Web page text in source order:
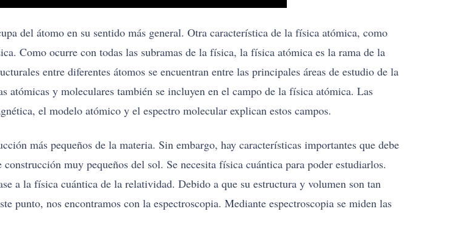
del átomo en su sentido más general. Otra característica de la física atómica, como
Como ocurre con todas las subramas de la física, la física atómica es la rama de la
entre diferentes átomos se encuentran entre las principales áreas de estudio de la
atómicas y moleculares también se incluyen en el campo de la física atómica. Las
el modelo atómico y el espectro molecular explican estos campos.
más pequeños de la materia. Sin embargo, hay características importantes que debe
muy pequeños del sol. Se necesita física cuántica para poder estudiarlos.
a la física cuántica de la relatividad. Debido a que su estructura y volumen son tan
punto, nos encontramos con la espectroscopia. Mediante espectroscopia se miden las